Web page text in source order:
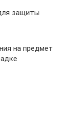
защиты
на предмет